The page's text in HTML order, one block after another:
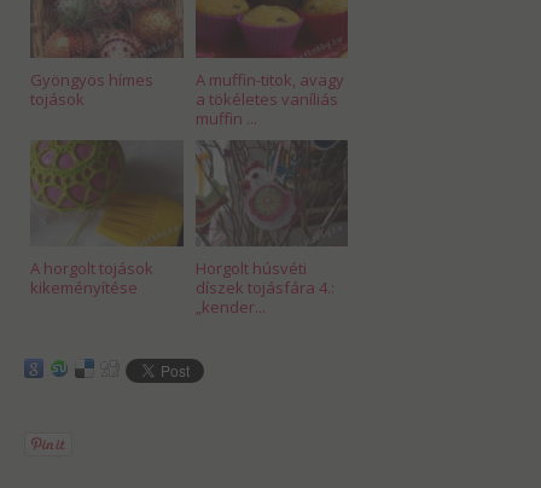
Gyöngyös hímes
tojások
A muffin-titok, avagy
a tökéletes vaníliás
muffin ...
A horgolt tojások
kikeményítése
Horgolt húsvéti
díszek tojásfára 4.:
„kender...